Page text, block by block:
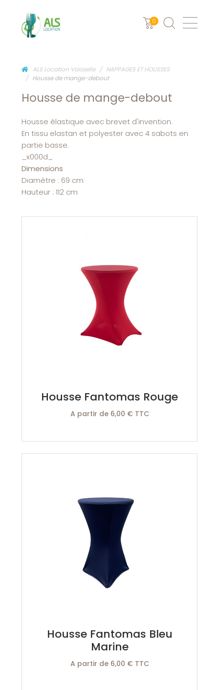
0
ALS Location Vaisselle
NAPPAGES ET HOUSSES
Housse de mange-debout
Housse de mange-debout
Housse élastique avec brevet d'invention.
En tissu elastan et polyester avec 4 sabots en
partie basse.
_x000d_
Dimensions
Diamètre : 69 cm
Hauteur : 112 cm
Housse Fantomas Rouge
A partir de 6,00 € TTC
Housse Fantomas Bleu
Marine
A partir de 6,00 € TTC